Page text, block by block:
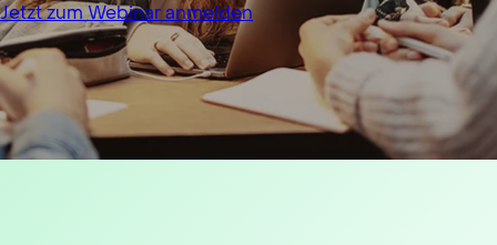
Jetzt zum Webinar anmelden